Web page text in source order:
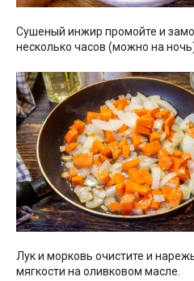
Сушеный инжир промойте и
несколько часов (можно на
Лук и морковь очистите и
мягкости на оливковом масле.